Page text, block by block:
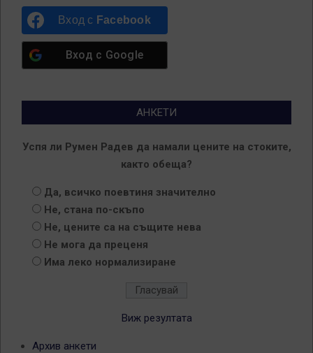
Вход с Facebook
Вход с Google
АНКЕТИ
Успя ли Румен Радев да намали цените на стоките,
както обеща?
Да, всичко поевтиня значително
Не, стана по-скъпо
Не, цените са на същите нева
Не мога да преценя
Има леко нормализиране
Виж резултата
Архив анкети